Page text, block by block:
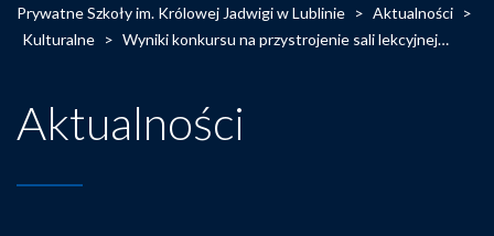
Prywatne Szkoły im. Królowej Jadwigi w Lublinie > Aktualności >
Kulturalne > Wyniki konkursu na przystrojenie sali lekcyjnej…
Aktualności